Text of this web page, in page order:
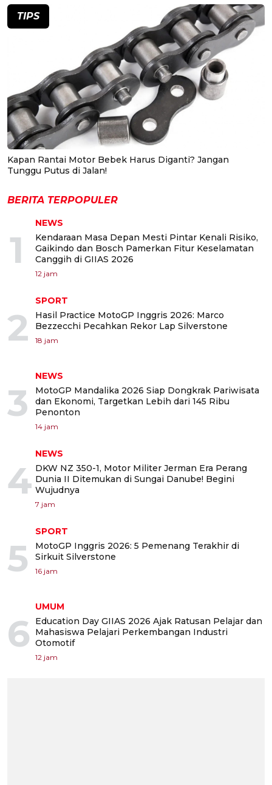
TIPS
Kapan Rantai Motor Bebek Harus Diganti? Jangan
Tunggu Putus di Jalan!
BERITA TERPOPULER
1
NEWS
Kendaraan Masa Depan Mesti Pintar Kenali Risiko,
Gaikindo dan Bosch Pamerkan Fitur Keselamatan
Canggih di GIIAS 2026
12 jam
2
SPORT
Hasil Practice MotoGP Inggris 2026: Marco
Bezzecchi Pecahkan Rekor Lap Silverstone
18 jam
3
NEWS
MotoGP Mandalika 2026 Siap Dongkrak Pariwisata
dan Ekonomi, Targetkan Lebih dari 145 Ribu
Penonton
14 jam
4
NEWS
DKW NZ 350-1, Motor Militer Jerman Era Perang
Dunia II Ditemukan di Sungai Danube! Begini
Wujudnya
7 jam
5
SPORT
MotoGP Inggris 2026: 5 Pemenang Terakhir di
Sirkuit Silverstone
16 jam
6
UMUM
Education Day GIIAS 2026 Ajak Ratusan Pelajar dan
Mahasiswa Pelajari Perkembangan Industri
Otomotif
12 jam